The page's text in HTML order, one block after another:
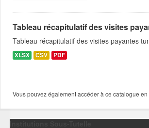
Tableau récapitulatif des visites
Tableau récapitulatif des visites payantes
XLSX CSV PDF
Vous pouvez également accéder à ce catalogue